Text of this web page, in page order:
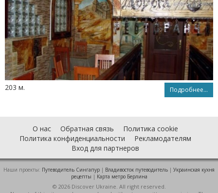
203 м. Подробнее...
О нас Обратная связь
Политика cookie
Политика конфиденциальности
Рекламодателям
Вход для партнеров
Наши проекты: Путеводитель Сингапур | Владивосток путеводитель | Украинская кухня
рецепты | Карта метро Берлина
© 2026 Discover Ukraine. All right reserved.